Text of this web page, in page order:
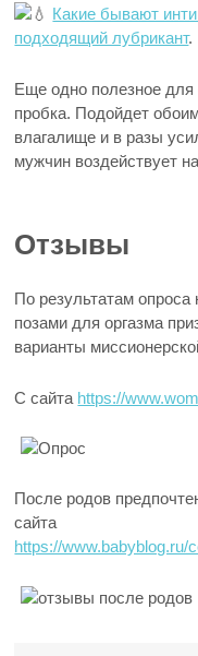
Какие бывают
подходящий лубрикант.
Еще одно полезное для
пробка. Подойдет
влагалище и в разы
мужчин воздействует
Отзывы
По результатам
позами для оргазма
варианты
С сайта https://
После родов
сайта
https://www.babyblog.ru/